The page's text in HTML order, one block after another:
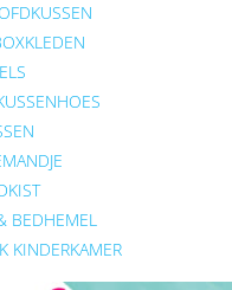
BEDHEMEL
KINDERKAMER